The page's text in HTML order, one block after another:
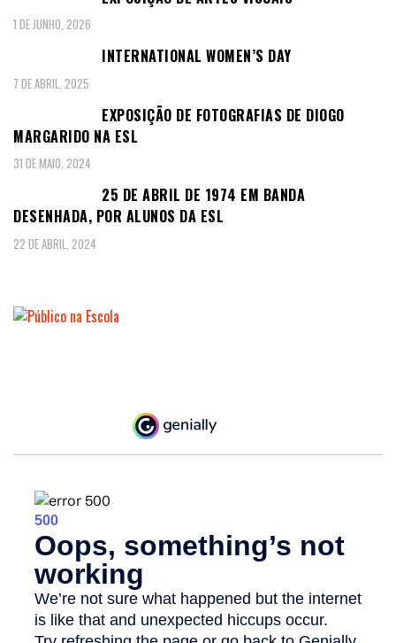
1 DE JUNHO, 2026
INTERNATIONAL WOMEN’S DAY
7 DE ABRIL, 2025
EXPOSIÇÃO DE FOTOGRAFIAS DE DIOGO
MARGARIDO NA ESL
31 DE MAIO, 2024
25 DE ABRIL DE 1974 EM BANDA
DESENHADA, POR ALUNOS DA ESL
22 DE ABRIL, 2024